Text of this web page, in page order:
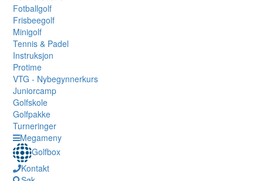
Fotballgolf
Frisbeegolf
Minigolf
Tennis & Padel
Instruksjon
Protime
VTG - Nybegynnerkurs
Juniorcamp
Golfskole
Golfpakke
Turneringer
Megameny
Golfbox
Kontakt